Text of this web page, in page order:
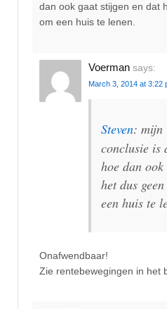
dan ook gaat stijgen en dat
om een huis te lenen.
Voerman says:
March 3, 2014 at 3:22
Steven: mijn
conclusie is
hoe dan
het dus
een huis te
Onafwendbaar!
Zie rentebewegingen in het